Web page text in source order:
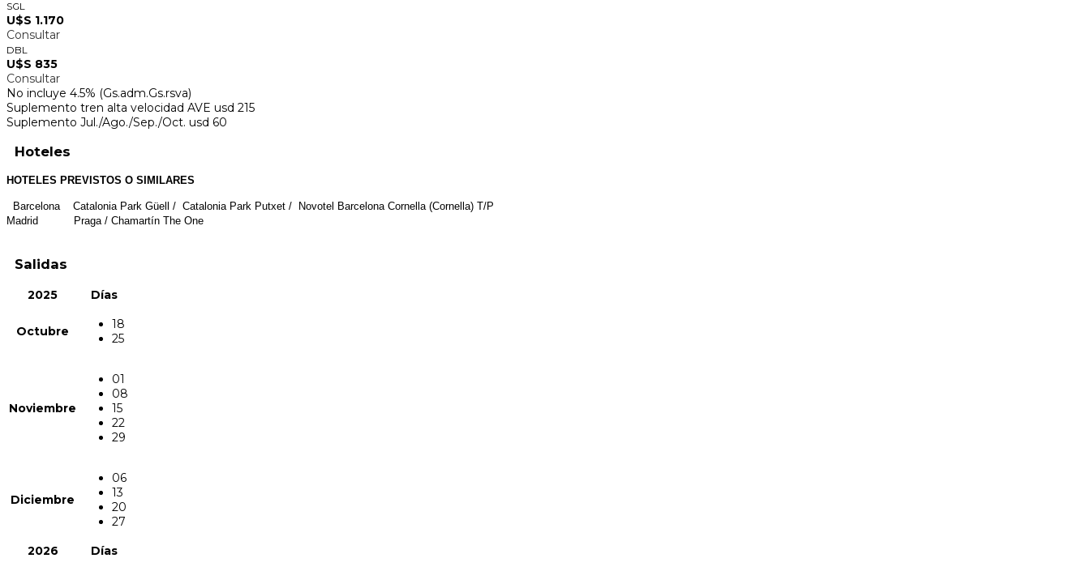
SGL
U$S 1.170
Consultar
DBL
U$S 835
Consultar
No incluye 4.5% (Gs.adm.Gs.rsva)
Suplemento tren alta velocidad AVE usd 215
Suplemento Jul./Ago./Sep./Oct. usd 60
Hoteles
HOTELES PREVISTOS O SIMILARES
Barcelona Catalonia Park Güell / Catalonia Park Putxet / Novotel Barcelona Cornella (Cornella) T/P
Madrid Praga / Chamartín The One
Salidas
2025 Días
Octubre
18
25
Noviembre
01
08
15
22
29
Diciembre
06
13
20
27
2026
Días